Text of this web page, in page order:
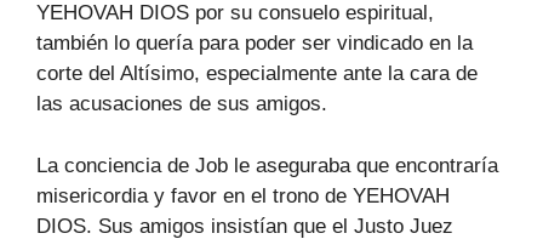
YEHOVAH DIOS por su consuelo espiritual,
también lo quería para poder ser vindicado en la
corte del Altísimo, especialmente ante la cara de
las acusaciones de sus amigos.
La conciencia de Job le aseguraba que encontraría
misericordia y favor en el trono de YEHOVAH
DIOS. Sus amigos insistían que el Justo Juez